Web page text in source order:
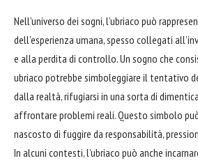
Nell’universo dei sogni, l’ubriaco può
dell’esperienza umana, spesso collegati
e alla perdita di controllo. Un sogno che
ubriaco potrebbe simboleggiare il tentativo
dalla realtà, rifugiarsi in una sorta di
affrontare problemi reali. Questo simbolo
nascosto di fuggire da responsabilità,
In alcuni contesti, l’ubriaco può anche